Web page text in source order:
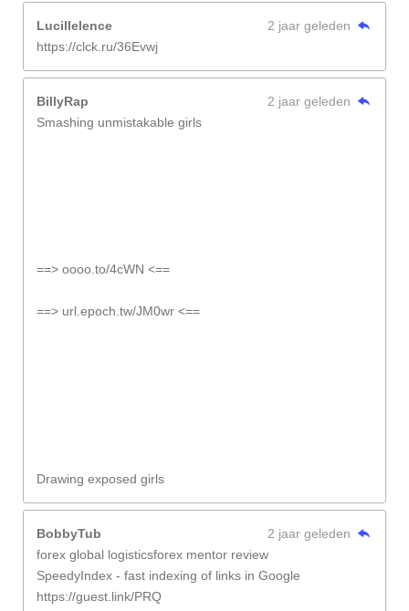
Lucillelence
2 jaar geleden
https://clck.ru/36Evwj
BillyRap
2 jaar geleden
Smashing unmistakable girls
==> oooo.to/4cWN <==
==> url.epoch.tw/JM0wr <==
Drawing exposed girls
BobbyTub
2 jaar geleden
forex global logisticsforex mentor review
SpeedyIndex - fast indexing of links in Google
https://guest.link/PRQ